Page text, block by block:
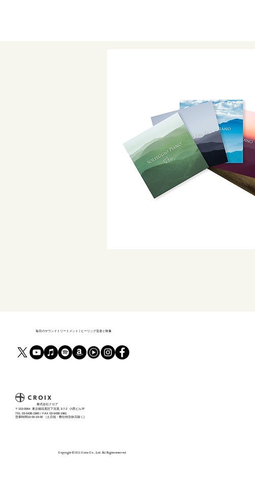
毎日のサウンドトリートメント | ヒーリング音楽と映像
​株式会社クロア
〒153-0064 東京都目黒区下目黒 3-7-2 小西ビル7F
TEL 03-5436-1960 / FAX 03-5436-1961
営業時間10:00-19:00 （土日祝・弊社特別休日除く)
Copyright ©️2021 Croix Co., Ltd. All Rights reserved.